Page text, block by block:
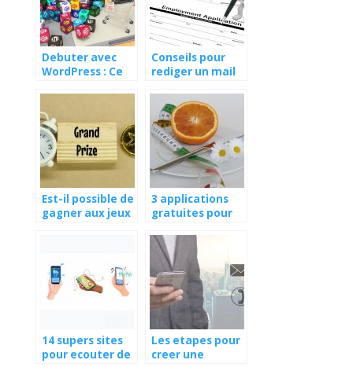
Debuter avec
WordPress : Ce
Conseils pour
rediger un mail
Est-il possible de
gagner aux jeux
3 applications
gratuites pour
calories
14 supers sites
pour ecouter de
Les etapes pour
creer une